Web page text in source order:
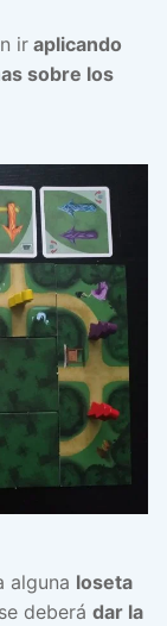
ir aplicando
sobre los
alguna loseta
deberá dar la